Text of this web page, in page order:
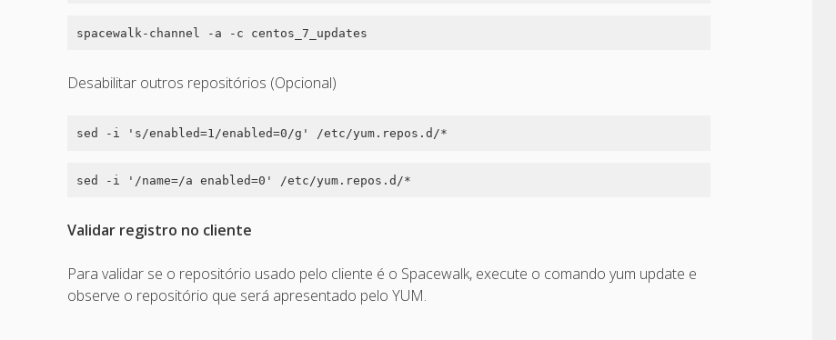
spacewalk-channel -a -c centos_7_updates
Desabilitar outros repositórios (Opcional)
sed -i 's/enabled=1/enabled=0/g' /etc/yum.repos.d/*
sed -i '/name=/a enabled=0' /etc/yum.repos.d/*
Validar registro no cliente
Para validar se o repositório usado pelo cliente é o Spacewalk, execute o comando yum update e
observe o repositório que será apresentado pelo YUM.